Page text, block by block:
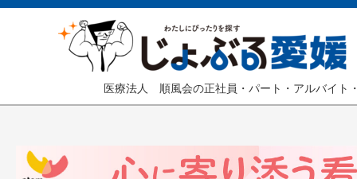
医療法人 順風会の正社員・パート・アルバイト